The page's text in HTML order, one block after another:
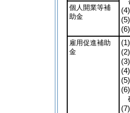
(4)
(5)
(6)
個人開業等補
助金
雇用促進補助
金
(1)
(2)
(3)
(4)
(5)
(6)
(7)